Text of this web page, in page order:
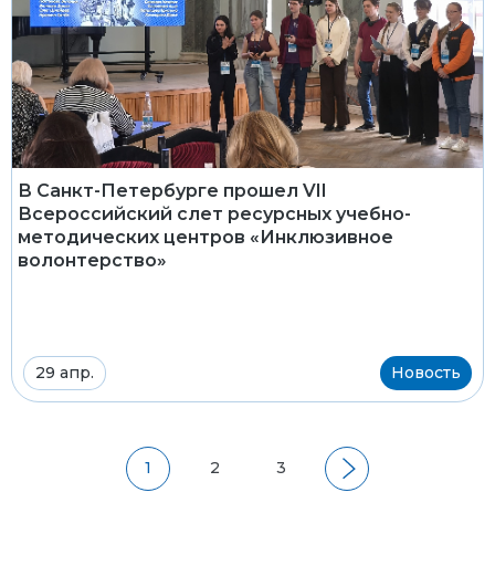
В Санкт-Петербурге прошел VII
Всероссийский слет ресурсных учебно-
методических центров «Инклюзивное
волонтерство»
29 апр. Новость
1 2 3